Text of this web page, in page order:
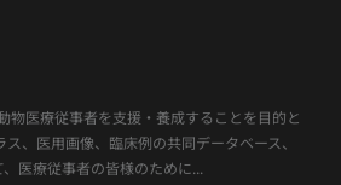
物医療従事者を支援・養成することを目的と
、医用画像、臨床例の共同データベース、
医療従事者の皆様のために...